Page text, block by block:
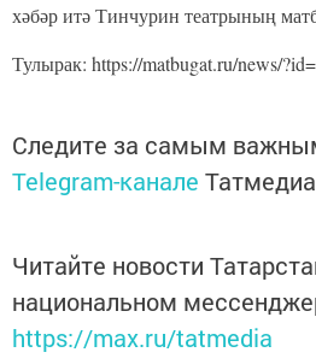
хәбәр итә Тинчурин театрының
Тулырак: https://matbugat.ru/news/
Следите за самым
Telegram-канале Татмедиа
Читайте новости
национальном
https://max.ru/tatmedia